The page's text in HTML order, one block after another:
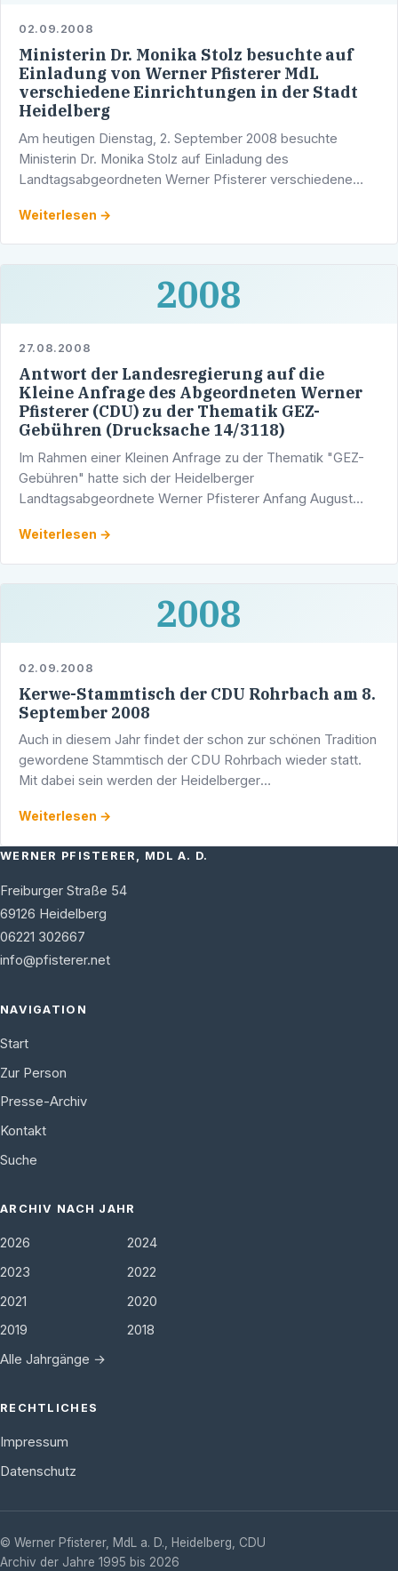
02.09.2008
Ministerin Dr. Monika Stolz besuchte auf
Einladung von Werner Pfisterer MdL
verschiedene Einrichtungen in der Stadt
Heidelberg
Am heutigen Dienstag, 2. September 2008 besuchte
Ministerin Dr. Monika Stolz auf Einladung des
Landtagsabgeordneten Werner Pfisterer verschiedene
Weiterlesen →
2008
27.08.2008
Antwort der Landesregierung auf die
Kleine Anfrage des Abgeordneten Werner
Pfisterer (CDU) zu der Thematik GEZ-
Gebühren (Drucksache 14/3118)
Im Rahmen einer Kleinen Anfrage zu der Thematik "GEZ-
Gebühren" hatte sich der Heidelberger
Landtagsabgeordnete Werner Pfisterer Anfang August
gewandt:
Weiterlesen →
2008
02.09.2008
Kerwe-Stammtisch der CDU Rohrbach am 8.
September 2008
Auch in diesem Jahr findet der schon zur schönen Tradition
gewordene Stammtisch der CDU Rohrbach wieder statt.
Mit dabei sein werden der Heidelberger
Landtagsabgeordnete und …
Weiterlesen →
WERNER PFISTERER, MDL A. D.
Freiburger Straße 54
69126 Heidelberg
06221 302667
info@pfisterer.net
NAVIGATION
Start
Zur Person
Presse-Archiv
Kontakt
Suche
ARCHIV NACH JAHR
2026
2024
2023
2022
2021
2020
2019
2018
Alle Jahrgänge →
RECHTLICHES
Impressum
Datenschutz
© Werner Pfisterer, MdL a. D. Heidelberg
CDU
Archiv der Jahre 1995 bis 2026